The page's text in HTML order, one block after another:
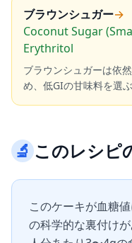
ブラウンシュガー→
Coconut Sugar
Erythritol
ブラウンシュガーは依
め、低GIの甘味料を選
🔬このレシピ
このケーキが血糖
の科学的な裏付け